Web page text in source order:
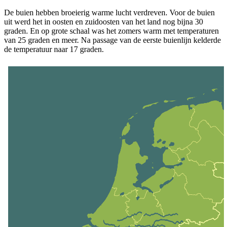
De buien hebben broeierig warme lucht verdreven. Voor de buien
uit werd het in oosten en zuidoosten van het land nog bijna 30
graden. En op grote schaal was het zomers warm met temperaturen
van 25 graden en meer. Na passage van de eerste buienlijn kelderde
de temperatuur naar 17 graden.